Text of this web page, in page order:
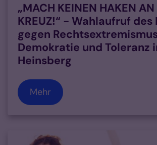
„MACH KEINEN HAKEN AN
KREUZ!“ - Wahlaufruf des
gegen
Demokratie und Toleranz
Heinsberg
Mehr